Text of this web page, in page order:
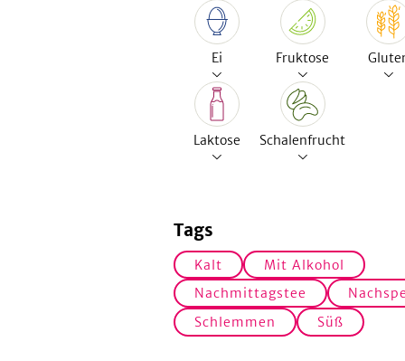
Ei Fruktose
Laktose Schalenfrucht
Tags
Kalt
Mit Alkohol
Nachmittagstee
Schlemmen
Süß